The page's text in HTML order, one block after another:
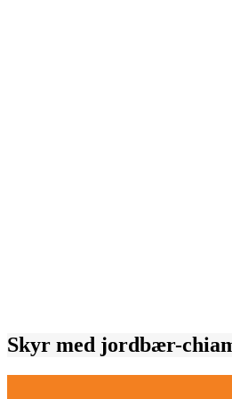
Skyr med jordbær-